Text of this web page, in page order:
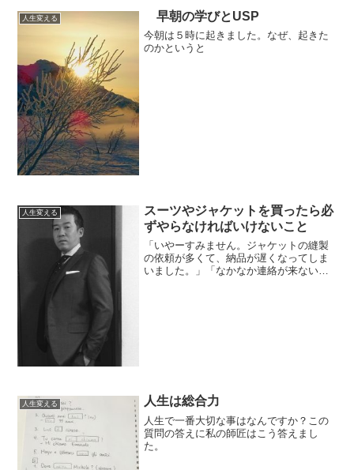
人生変える 早朝の学びとUSP
今朝は５時に起きました。なぜ、起きた
のかというと
人生変える
スーツやジャケットを買ったら必
ずやらなければいけないこと
「いやーすみません。ジャケットの縫製
の依頼が多くて、納品が遅くなってしま
いました。」「なかなか連絡が来ないな
人生変える 人生は総合力
人生で一番大切な事はなんですか？この
質問の答えに私の師匠はこう答えまし
た。